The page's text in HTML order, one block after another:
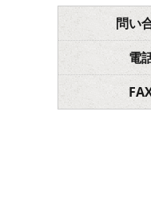
問い
電